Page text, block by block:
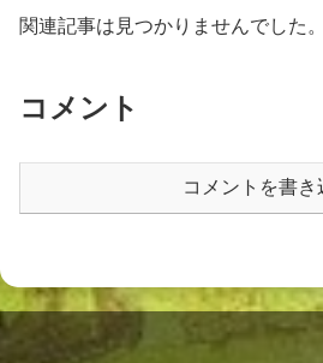
関連記事は見つかりませんでした。
コメント
コメントを書き